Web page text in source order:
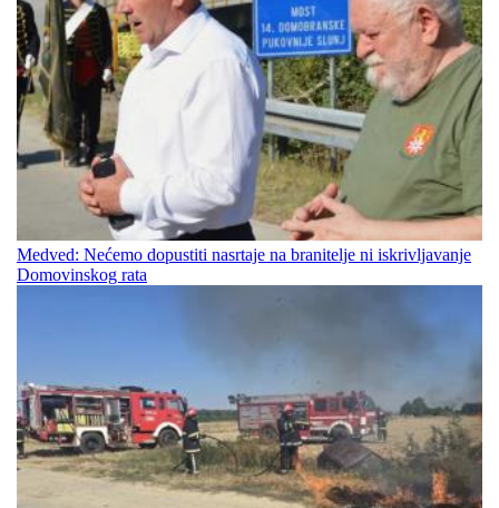
Medved: Nećemo dopustiti nasrtaje na branitelje ni iskrivljavanje
Domovinskog rata